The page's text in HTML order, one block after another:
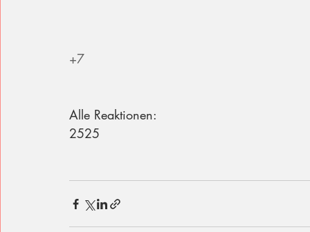
+7
Alle Reaktionen:
2525